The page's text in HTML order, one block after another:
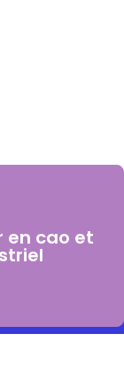
en cao et